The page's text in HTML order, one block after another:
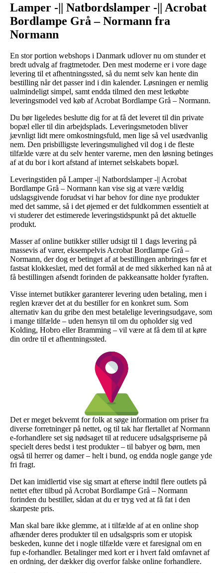
Lamper -|| Natbordslamper -|| Acrobat
Bordlampe Grå – Normann fra
Normann
En stor portion webshops i Danmark udlover nu om stunder et
bredt udvalg af fragtmetoder. Den mest moderne er i vore dage
levering til et afhentningssted, så du nemt selv kan hente din
bestilling når det passer ind i din kalender. Løsningen er nemlig
ualmindeligt simpel, samt endda tilmed den mest letkøbte
leveringsmodel ved køb af Acrobat Bordlampe Grå – Normann.
Du bør ligeledes beslutte dig for at få det leveret til din private
bopæl eller til din arbejdsplads. Leveringsmetoden bliver
jævnligt lidt mere omkostningsfuld, men lige så vel usædvanlig
nem. Den prisbilligste leveringsmulighed vil dog i de fleste
tilfælde være at du selv henter varerne, men den løsning betinges
af at du bor i kort afstand af internet selskabets bopæl.
Leveringstiden på Lamper -|| Natbordslamper -|| Acrobat
Bordlampe Grå – Normann kan vise sig at være vældig
udslagsgivende forudsat vi har behov for dine nye produkter
med det samme, så i det øjemed er det fuldkommen essentielt at
vi studerer det estimerede leveringstidspunkt på det aktuelle
produkt.
Masser af online butikker stiller udsigt til 1 dags levering på
massevis af varer, eksempelvis Acrobat Bordlampe Grå –
Normann, der dog er betinget af at bestillingen anbringes før et
fastsat klokkeslæt, med det formål at de med sikkerhed kan nå at
få bestillingen afsendt forinden de pakkeansatte holder fyraften.
Visse internet butikker garanterer levering uden betaling, men i
reglen kræver det at du bestiller for en konkret sum. Som
alternativ kan du gribe den mest betalelige leveringsudgave, som
i mange tilfælde – uden hensyn til om du opholder sig ved
Kolding, Hobro eller Bramming – vil være at få dem til at køre
din ordre til et afhentningssted.
Det er meget bekvemt for folk at søge information om priser fra
diverse forretninger på nettet, og til tak har flertallet af Normann
e-forhandlere set sig nødsaget til at reducere udsalgspriserne på
specielt deres bedst i test produkter – til babyer og børn, men
også til herrer og damer – helt i bund, og endda nogle gange yde
fri fragt.
Det kan imidlertid vise sig smart at efterse indtil flere outlets på
nettet efter tilbud på Acrobat Bordlampe Grå – Normann
forinden du bestiller, sådan at du er tryg ved at få fat i den
skarpeste pris.
Man skal bare ikke glemme, at i tilfælde af at en online shop
afhænder deres produkter til en udsalgspris som er utopisk
beskeden, kunne det i nogle tilfælde være et faresignal om en
fup e-forhandler. Betalinger med kort er i hvert fald omfavnet af
en ordning, der dækker dig overfor falske online forhandlere.